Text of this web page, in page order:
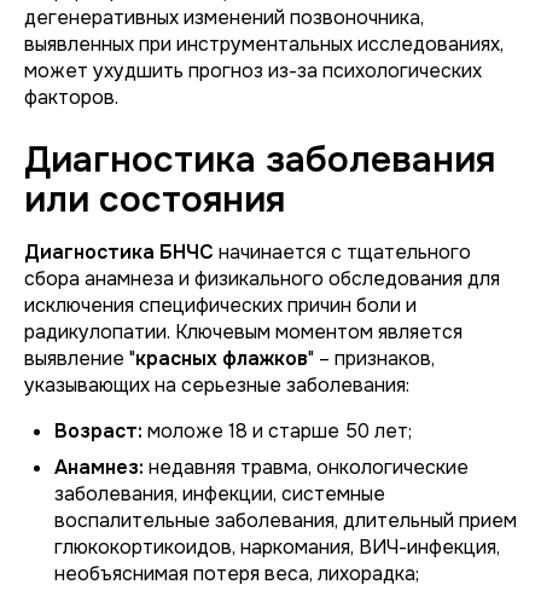
дегенеративных изменений позвоночника,
выявленных при инструментальных исследованиях,
может ухудшить прогноз из-за психологических
факторов.
Диагностика заболевания
или состояния
Диагностика БНЧС начинается с тщательного
сбора анамнеза и физикального обследования для
исключения специфических причин боли и
радикулопатии. Ключевым моментом является
выявление "красных флажков" – признаков,
указывающих на серьезные заболевания:
Возраст: моложе 18 и старше 50 лет;
Анамнез: недавняя травма, онкологические
заболевания, инфекции, системные
воспалительные заболевания, длительный прием
глюкокортикоидов, наркомания, ВИЧ-инфекция,
необъяснимая потеря веса, лихорадка;